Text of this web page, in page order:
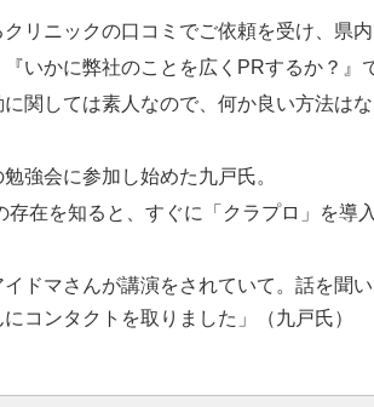
リニックの口コミでご依頼を受け、県
いかに弊社のことを広くPRするか？』
関しては素人なので、何か良い方法は
強会に参加し始めた九戸氏。
在を知ると、すぐに「クラプロ」を導入
ドマさんが講演をされていて。話を聞
コンタクトを取りました」（九戸氏）